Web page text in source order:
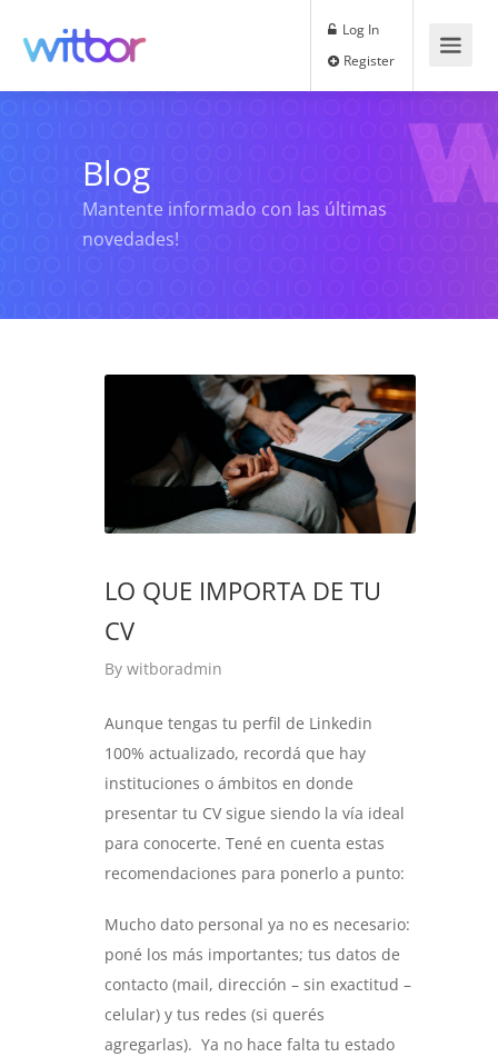
Log In
Blog
Mantente informado con las últimas
novedades!
LO QUE IMPORTA DE TU
CV
By witboradmin
Aunque tengas tu perfil de Linkedin
100% actualizado, recordá que hay
instituciones o ámbitos en donde
presentar tu CV sigue siendo la vía ideal
para conocerte. Tené en cuenta estas
recomendaciones para ponerlo a punto:
Mucho dato personal ya no es necesario:
poné los más importantes; tus datos de
contacto (mail, dirección – sin exactitud –
celular) y tus redes (si querés
agregarlas). Ya no hace falta tu estado